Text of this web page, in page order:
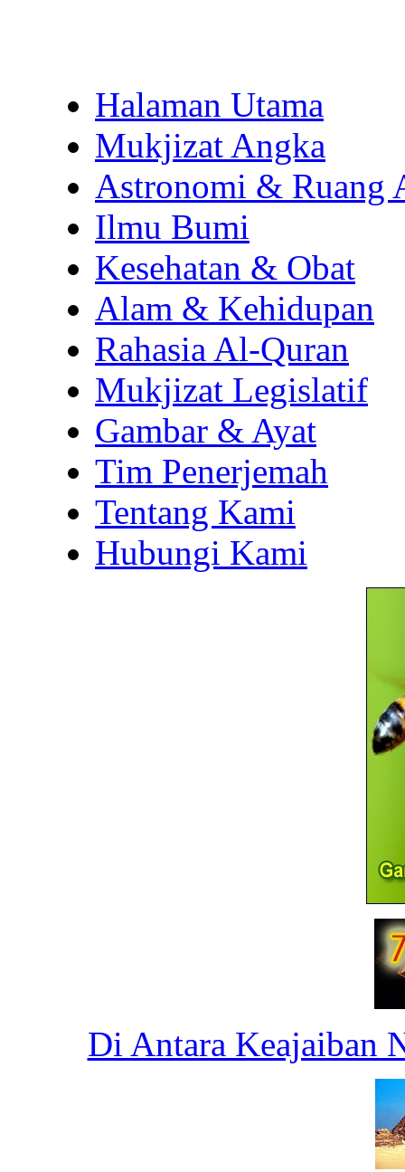
Halaman Utama
Mukjizat Angka
Astronomi & Ruang
Ilmu Bumi
Kesehatan & Obat
Alam & Kehidupan
Rahasia Al-Quran
Mukjizat Legislatif
Gambar & Ayat
Tim Penerjemah
Tentang Kami
Hubungi Kami
Di Antara Keajaiban